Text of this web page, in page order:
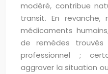
modéré, contribue
transit. En revanche,
médicaments
de remèdes
professionnel ;
aggraver la situation